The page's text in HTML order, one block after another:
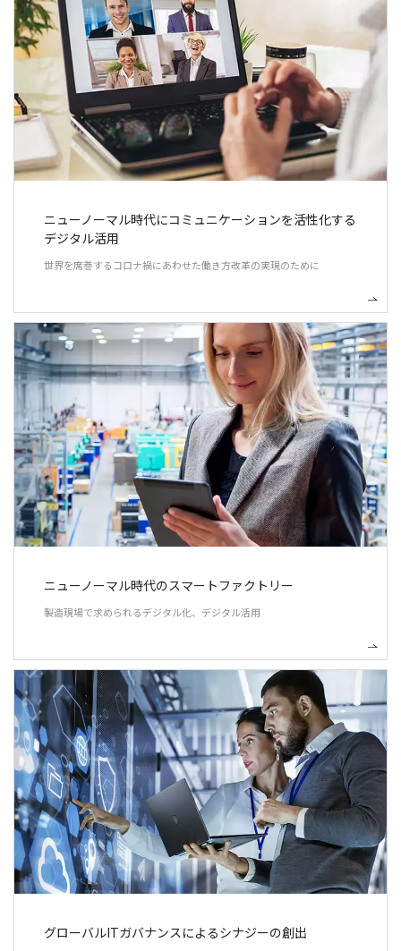
ニューノーマル時代にコミュニケーションを活性化する
デジタル活用
世界を席巻するコロナ禍にあわせた働き方改革の実現のために
ニューノーマル時代のスマートファクトリー
製造現場で求められるデジタル化、デジタル活用
グローバルITガバナンスによるシナジーの創出